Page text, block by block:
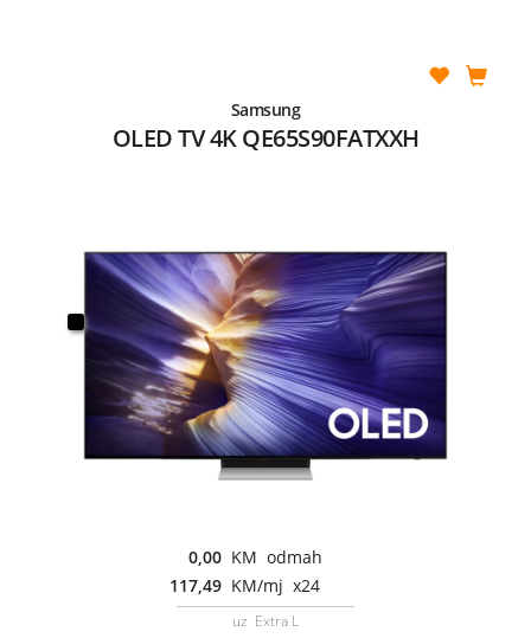
Samsung
OLED TV 4K QE65S90FATXXH
0,00 KM odmah
117,49 KM/mj x24
uz Extra L